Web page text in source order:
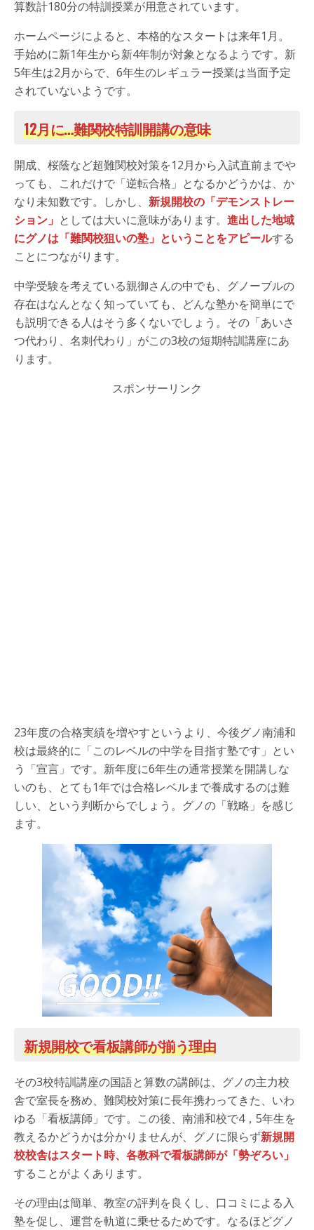
算数計180分の特訓授業が用意されています。
ホームページによると、本格的なスタートは来年1月。
手始めに新1年生から新4年制が対象となるようです。新
5年生は2月からで、6年生のレギュラー授業は当面予定
されていないようです。
12月に…難関校特訓開講の意味
開成、桜蔭など超難関校対策を12月から入試直前までや
っても、これだけで「逆転合格」となるかどうかは、か
なり未知数です。しかし、 新規開校の「デモンストレー
ション」 としては大いに意味があります。 進出した地域
にグノは「難関校狙いの塾」ということをアピールする
ことにつながります。
中学受験を考えている親御さんの中でも、グノーブルの
存在はなんとなく知っていても、どんな塾かを簡単にで
も説明できる人はそう多くないでしょう。その「あいさ
つ代わり、名刺代わり」がこの3校の短期特訓講座にあ
ります。
スポンサーリンク
23年度の合格実績を増やすというより、今後グノ南浦和
校は最終的に「このレベルの中学を目指す塾です」とい
う「宣言」です。新年度に6年生の通常授業を開講しな
いのも、とても1年では合格レベルまで養成するのは難
しい、という判断からでしょう。グノの「戦略」を感じ
ます。
新規開校で看板講師が揃う理由
その3校特訓講座の国語と算数の講師は、グノの主力校
舎で室長を務め、難関校対策に長年携わってきた、いわ
ゆる「看板講師」です。この後、南浦和校で4，5年生を
教えるかどうかは分かりませんが、グノに限らず新規開
校校舎はスタート時、各教科で看板講師が「勢ぞろい」
することがよくあります。
その理由は簡単、教室の評判を良くし、口コミによる入
塾を促し、運営を軌道に乗せるためです。なるほどグノ